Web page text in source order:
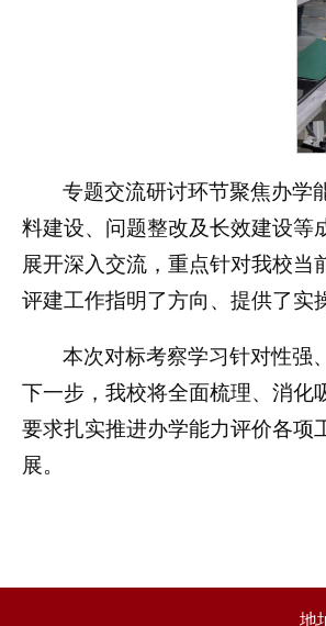
专题交流研讨环节聚焦办学
料建设、问题整改及长效建设等
展开深入交流，重点针对我校
评建工作指明了方向、提供了实
本次对标考察学习针对性强
下一步，我校将全面梳理、消化
要求扎实推进办学能力评价各项
展。
地